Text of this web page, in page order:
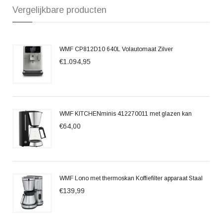
Vergelijkbare producten
WMF CP812D10 640L Volautomaat Zilver
€1.094,95
WMF KITCHENminis 412270011 met glazen kan
€64,00
WMF Lono met thermoskan Koffiefilter apparaat Staal
€139,99